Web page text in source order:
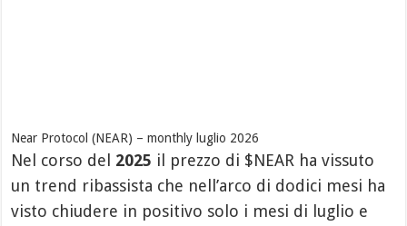
Near Protocol (NEAR) – monthly luglio 2026
Nel corso del 2025 il prezzo di $NEAR ha vissuto
un trend ribassista che nell’arco di dodici mesi ha
visto chiudere in positivo solo i mesi di luglio e